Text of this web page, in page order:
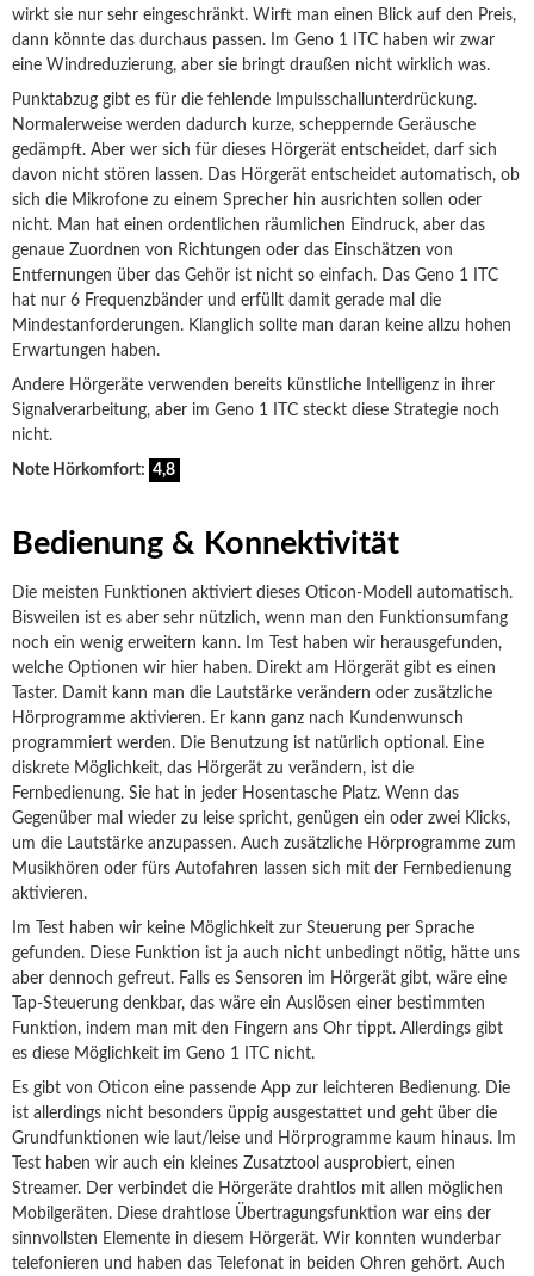
wirkt sie nur sehr eingeschränkt. Wirft man einen Blick auf den Preis,
dann könnte das durchaus passen. Im Geno 1 ITC haben wir zwar
eine Windreduzierung, aber sie bringt draußen nicht wirklich was.
Punktabzug gibt es für die fehlende Impulsschallunterdrückung.
Normalerweise werden dadurch kurze, scheppernde Geräusche
gedämpft. Aber wer sich für dieses Hörgerät entscheidet, darf sich
davon nicht stören lassen. Das Hörgerät entscheidet automatisch, ob
sich die Mikrofone zu einem Sprecher hin ausrichten sollen oder
nicht. Man hat einen ordentlichen räumlichen Eindruck, aber das
genaue Zuordnen von Richtungen oder das Einschätzen von
Entfernungen über das Gehör ist nicht so einfach. Das Geno 1 ITC
hat nur 6 Frequenzbänder und erfüllt damit gerade mal die
Mindestanforderungen. Klanglich sollte man daran keine allzu hohen
Erwartungen haben.
Andere Hörgeräte verwenden bereits künstliche Intelligenz in ihrer
Signalverarbeitung, aber im Geno 1 ITC steckt diese Strategie noch
nicht.
Note Hörkomfort: 4,8
Bedienung & Konnektivität
Die meisten Funktionen aktiviert dieses Oticon-Modell automatisch.
Bisweilen ist es aber sehr nützlich, wenn man den Funktionsumfang
noch ein wenig erweitern kann. Im Test haben wir herausgefunden,
welche Optionen wir hier haben. Direkt am Hörgerät gibt es einen
Taster. Damit kann man die Lautstärke verändern oder zusätzliche
Hörprogramme aktivieren. Er kann ganz nach Kundenwunsch
programmiert werden. Die Benutzung ist natürlich optional. Eine
diskrete Möglichkeit, das Hörgerät zu verändern, ist die
Fernbedienung. Sie hat in jeder Hosentasche Platz. Wenn das
Gegenüber mal wieder zu leise spricht, genügen ein oder zwei Klicks,
um die Lautstärke anzupassen. Auch zusätzliche Hörprogramme zum
Musikhören oder fürs Autofahren lassen sich mit der Fernbedienung
aktivieren.
Im Test haben wir keine Möglichkeit zur Steuerung per Sprache
gefunden. Diese Funktion ist ja auch nicht unbedingt nötig, hätte uns
aber dennoch gefreut. Falls es Sensoren im Hörgerät gibt, wäre eine
Tap-Steuerung denkbar, das wäre ein Auslösen einer bestimmten
Funktion, indem man mit den Fingern ans Ohr tippt. Allerdings gibt
es diese Möglichkeit im Geno 1 ITC nicht.
Es gibt von Oticon eine passende App zur leichteren Bedienung. Die
ist allerdings nicht besonders üppig ausgestattet und geht über die
Grundfunktionen wie laut/leise und Hörprogramme kaum hinaus. Im
Test haben wir auch ein kleines Zusatztool ausprobiert, einen
Streamer. Der verbindet die Hörgeräte drahtlos mit allen möglichen
Mobilgeräten. Diese drahtlose Übertragungsfunktion war eins der
sinnvollsten Elemente in diesem Hörgerät. Wir konnten wunderbar
telefonieren und haben das Telefonat in beiden Ohren gehört. Auch